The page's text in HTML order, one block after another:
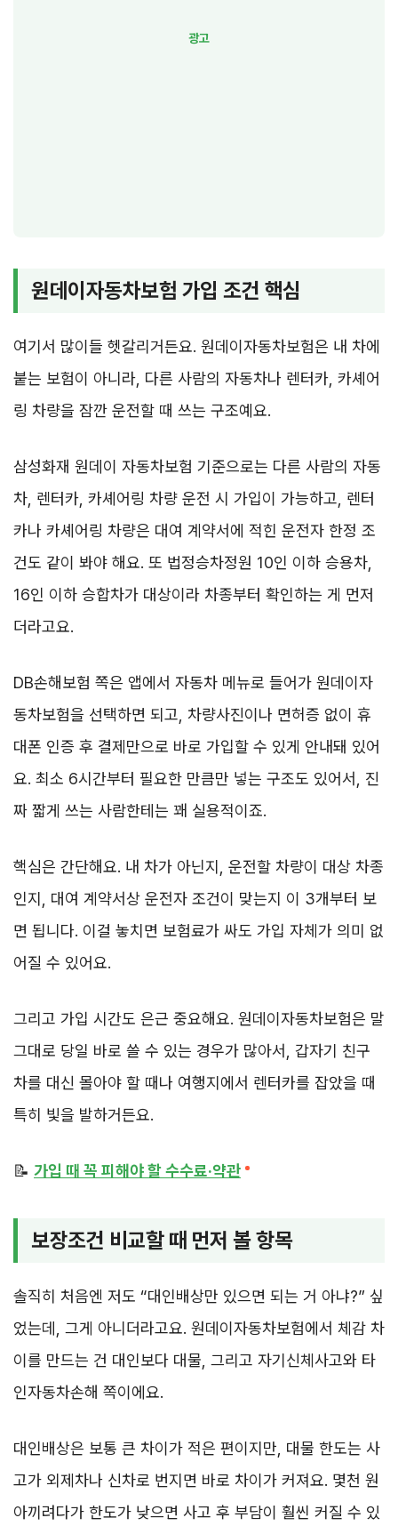
원데이자동차보험 가입 조건 핵심
여기서 많이들 헷갈리거든요. 원데이자동차보험은 내 차에
붙는 보험이 아니라, 다른 사람의 자동차나 렌터카, 카셰어
링 차량을 잠깐 운전할 때 쓰는 구조예요.
삼성화재 원데이 자동차보험 기준으로는 다른 사람의 자동
차, 렌터카, 카셰어링 차량 운전 시 가입이 가능하고, 렌터
카나 카셰어링 차량은 대여 계약서에 적힌 운전자 한정 조
건도 같이 봐야 해요. 또 법정승차정원 10인 이하 승용차,
16인 이하 승합차가 대상이라 차종부터 확인하는 게 먼저
더라고요.
DB손해보험 쪽은 앱에서 자동차 메뉴로 들어가 원데이자
동차보험을 선택하면 되고, 차량사진이나 면허증 없이 휴
대폰 인증 후 결제만으로 바로 가입할 수 있게 안내돼 있어
요. 최소 6시간부터 필요한 만큼만 넣는 구조도 있어서, 진
짜 짧게 쓰는 사람한테는 꽤 실용적이죠.
핵심은 간단해요. 내 차가 아닌지, 운전할 차량이 대상 차종
인지, 대여 계약서상 운전자 조건이 맞는지 이 3개부터 보
면 됩니다. 이걸 놓치면 보험료가 싸도 가입 자체가 의미 없
어질 수 있어요.
그리고 가입 시간도 은근 중요해요. 원데이자동차보험은 말
그대로 당일 바로 쓸 수 있는 경우가 많아서, 갑자기 친구
차를 대신 몰아야 할 때나 여행지에서 렌터카를 잡았을 때
특히 빛을 발하거든요.
📝 가입 때 꼭 피해야 할 수수료·약관
보장조건 비교할 때 먼저 볼 항목
솔직히 처음엔 저도 “대인배상만 있으면 되는 거 아냐?” 싶
었는데, 그게 아니더라고요. 원데이자동차보험에서 체감 차
이를 만드는 건 대인보다 대물, 그리고 자기신체사고와 타
인자동차손해 쪽이에요.
대인배상은 보통 큰 차이가 적은 편이지만, 대물 한도는 사
고가 외제차나 신차로 번지면 바로 차이가 커져요. 몇천 원
아끼려다가 한도가 낮으면 사고 후 부담이 훨씬 커질 수 있